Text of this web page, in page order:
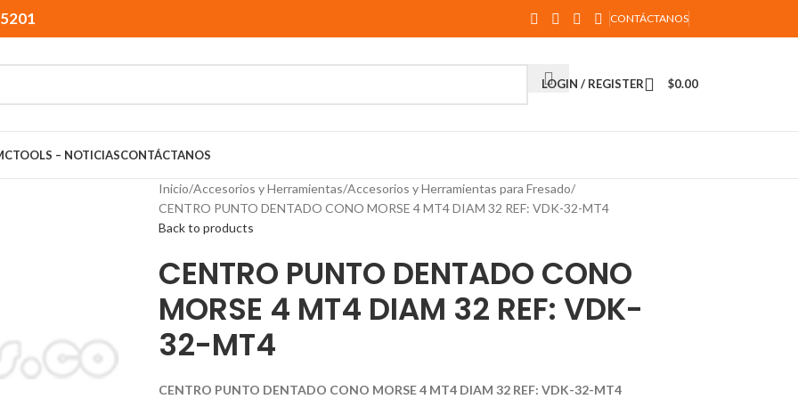
CONTÁCTANOS
LOGIN / REGISTER $0.00
– NOTICIASCONTÁCTANOS
Inicio Accesorios y Herramientas Accesorios y Herramientas para Fresado
CENTRO PUNTO DENTADO CONO MORSE 4 MT4 DIAM 32 REF: VDK-32-MT4
Back to products
CENTRO PUNTO DENTADO CONO
MORSE 4 MT4 DIAM 32 REF: VDK-
32-MT4
CENTRO PUNTO DENTADO CONO MORSE 4 MT4 DIAM 32 REF: VDK-32-MT4